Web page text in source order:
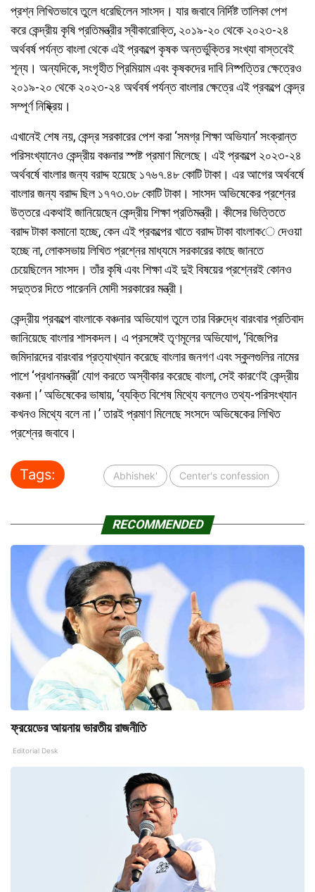
প্রশ্ন লিখিতভাবে তুলে ধরেছিলেন সাংসদ। যার জবাবে নির্দিষ্ট তালিকা পেশ
করে কেন্দ্রীয় কৃষি প্রতিমন্ত্রীর স্বীকারোক্তি, ২০১৯-২০ থেকে ২০২৩-২৪
অর্থবর্ষ পর্যন্ত বাংলা থেকে এই প্রকল্পে কৃষক অন্তর্ভুক্তির সংখ্যা বাস্তবেই
শূন্য। অন্যদিকে, সংগৃহীত প্রিমিয়াম এবং কৃষকদের দাবি নিষ্পত্তির ক্ষেত্রেও
২০১৯-২০ থেকে ২০২৩-২৪ অর্থবর্ষ পর্যন্ত বাংলার ক্ষেত্রে এই প্রকল্পে কেন্দ্র
সম্পূর্ণ নিষ্ক্রিয়।
এখানেই শেষ নয়, কেন্দ্র সরকারের পেশ করা ‘সমগ্র শিক্ষা অভিযান’ সংক্রান্ত
পরিসংখ্যানেও কেন্দ্রীয় বঞ্চনার স্পষ্ট প্রমাণ মিলেছে। এই প্রকল্পে ২০২৩-২৪
অর্থবর্ষে বাংলার জন্য বরাদ্দ হয়েছে ১৭৬৭.৪৮ কোটি টাকা। এর আগের অর্থবর্ষে
বাংলার জন্য বরাদ্দ ছিল ১৭৭৩.৩৮ কোটি টাকা। সাংসদ অভিষেকের প্রশ্নের
উত্তরে একথাই জানিয়েছেন কেন্দ্রীয় শিক্ষা প্রতিমন্ত্রী। কীসের ভিত্তিতে
বরাদ্দ টাকা কমানো হচ্ছে, কেন এই প্রকল্পের খাতে বরাদ্দ টাকা বাংলাকে দেওয়া
হচ্ছে না, লোকসভায় লিখিত প্রশ্নের মাধ্যমে সরকারের কাছে জানতে
চেয়েছিলেন সাংসদ। তাঁর কৃষি এবং শিক্ষা এই দুই বিষয়ের প্রশ্নেরই কোনও
সদুত্তর দিতে পারেননি মোদী সরকারের মন্ত্রী।
কেন্দ্রীয় প্রকল্পে বাংলাকে বঞ্চনার অভিযোগ তুলে তার বিরুদ্ধে বারংবার প্রতিবাদ
জানিয়েছে বাংলার শাসকদল। এ প্রসঙ্গেই তৃণমূলের অভিযোগ, ‘বিজেপির
জমিদারদের বারংবার প্রত্যাখ্যান করেছে বাংলার জনগণ এবং স্কুলগুলির নামের
পাশে ‘প্রধানমন্ত্রী’ যোগ করতে অস্বীকার করেছে বাংলা, সেই কারণেই কেন্দ্রীয়
বঞ্চনা।’ অভিষেকের ভাষায়, ‘ব্যক্তি বিশেষ মিথ্যে বললেও তথ্য-পরিসংখ্যান
কখনও মিথ্যে বলে না।’ তারই প্রমাণ মিলেছে সংসদে অভিষেকের লিখিত
প্রশ্নের জবাবে।
Tags: Abhishek' Center's confession
RECOMMENDED
ফ্রয়েডের আয়নায় ভারতীয় রাজনীতি
Editorial Desk